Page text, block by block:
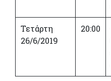
Τετάρτη
26/6/2019
20:00